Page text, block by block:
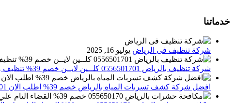
خدماتنا
شركة تنظيف فى الرياض يوليو 16, 2025
شركة تنظيف بالرياض 0556501701 كلــين لايــن خصم 39% تنظيف وتعقيم المنازل باحدث الاجهزة
افضل شركة كشف تسربات المياه بالرياض خصم 39% اطلب الان 0556501701‬‏ – تقارير معتمدة